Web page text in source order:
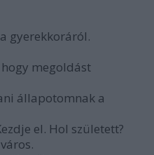
gyerekkoráról.
megoldást
állapotomnak a
el. Hol született?